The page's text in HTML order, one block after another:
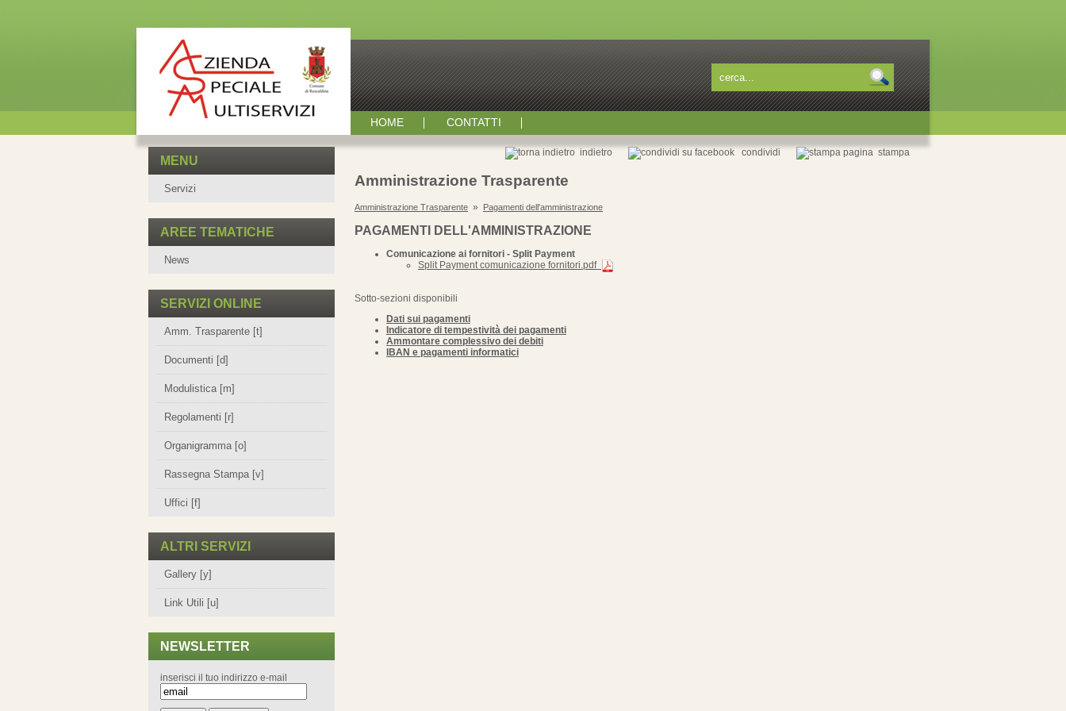
HOME CONTATTI
MENU
Servizi
AREE TEMATICHE
News
SERVIZI ONLINE
Amm. Trasparente [t]
Documenti [d]
Modulistica [m]
Regolamenti [r]
Organigramma [o]
Rassegna Stampa [v]
Uffici [f]
ALTRI SERVIZI
Gallery [y]
Link Utili [u]
NEWSLETTER
inserisci il tuo indirizzo e-mail
stampa
condividi
indietro
Amministrazione Trasparente
Amministrazione Trasparente » Pagamenti dell'amministrazione
PAGAMENTI DELL'AMMINISTRAZIONE
Comunicazione ai fornitori - Split Payment
Split Payment comunicazione fornitori.pdf
Sotto-sezioni disponibili
Dati sui pagamenti
Indicatore di tempestività dei pagamenti
Ammontare complessivo dei debiti
IBAN e pagamenti informatici